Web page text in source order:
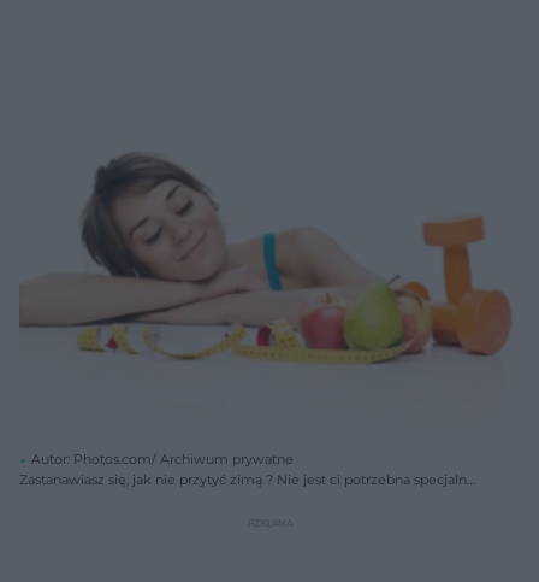
Autor: Photos.com/ Archiwum prywatne
Zastanawiasz się, jak nie przytyć zimą ? Nie jest ci potrzebna specjalna